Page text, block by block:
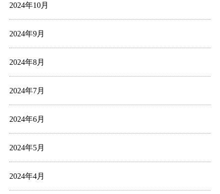
2024年10月
2024年9月
2024年8月
2024年7月
2024年6月
2024年5月
2024年4月